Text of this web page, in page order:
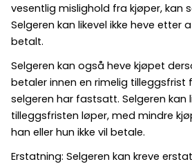
vesentlig mislighold fra kjøper, kan
Selgeren kan likevel ikke heve etter
betalt.
Selgeren kan også heve kjøpet
betaler innen en rimelig tilleggsfrist
selgeren har fastsatt. Selgeren kan
tilleggsfristen løper, med mindre
han eller hun ikke vil betale.
Erstatning: Selgeren kan kreve